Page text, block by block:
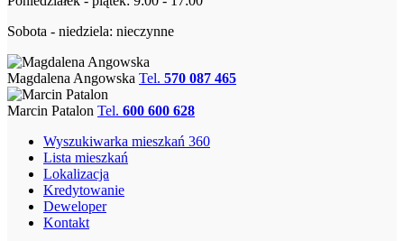
Sobota - niedziela: nieczynne
Magdalena Angowska Tel. 570 087 465
Marcin Patalon Tel. 600 600 628
Wyszukiwarka mieszkań 360
Lista mieszkań
Lokalizacja
Kredytowanie
Deweloper
Kontakt